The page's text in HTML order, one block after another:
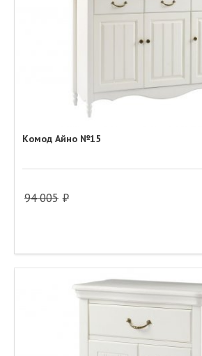
Комод Айно №15
94 005